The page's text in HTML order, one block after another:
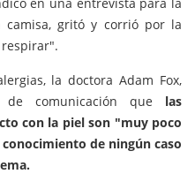
gritó y corrió por la
.
la doctora Adam Fox,
comunicación que
las
con la piel son "muy poco
conocimiento de ningún caso
.